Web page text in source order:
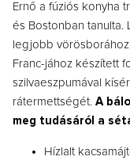
Ernő a fúziós konyha
és Bostonban tanulta.
legjobb
Franc-jához készített
szilvaeszpumával
rátermettségét. A
meg tudásáról a
Hízlalt